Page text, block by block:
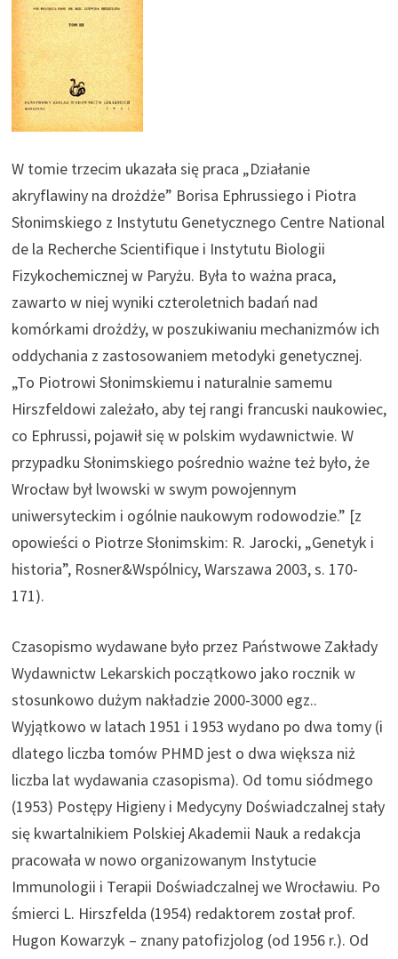
W tomie trzecim ukazała się praca „Działanie
akryflawiny na drożdże” Borisa Ephrussiego i Piotra
Słonimskiego z Instytutu Genetycznego Centre National
de la Recherche Scientifique i Instytutu Biologii
Fizykochemicznej w Paryżu. Była to ważna praca,
zawarto w niej wyniki czteroletnich badań nad
komórkami drożdży, w poszukiwaniu mechanizmów ich
oddychania z zastosowaniem metodyki genetycznej.
„To Piotrowi Słonimskiemu i naturalnie samemu
Hirszfeldowi zależało, aby tej rangi francuski naukowiec,
co Ephrussi, pojawił się w polskim wydawnictwie. W
przypadku Słonimskiego pośrednio ważne też było, że
Wrocław był lwowski w swym powojennym
uniwersyteckim i ogólnie naukowym rodowodzie.” [z
opowieści o Piotrze Słonimskim: R. Jarocki, „Genetyk i
historia”, Rosner&Wspólnicy, Warszawa 2003, s. 170-
171).
Czasopismo wydawane było przez Państwowe Zakłady
Wydawnictw Lekarskich początkowo jako rocznik w
stosunkowo dużym nakładzie 2000-3000 egz..
Wyjątkowo w latach 1951 i 1953 wydano po dwa tomy (i
dlatego liczba tomów PHMD jest o dwa większa niż
liczba lat wydawania czasopisma). Od tomu siódmego
(1953) Postępy Higieny i Medycyny Doświadczalnej stały
się kwartalnikiem Polskiej Akademii Nauk a redakcja
pracowała w nowo organizowanym Instytucie
Immunologii i Terapii Doświadczalnej we Wrocławiu. Po
śmierci L. Hirszfelda (1954) redaktorem został prof.
Hugon Kowarzyk – znany patofizjolog (od 1956 r.). Od